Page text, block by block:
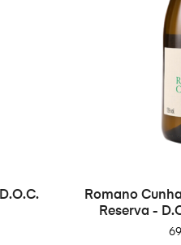
Romano
Reserva -